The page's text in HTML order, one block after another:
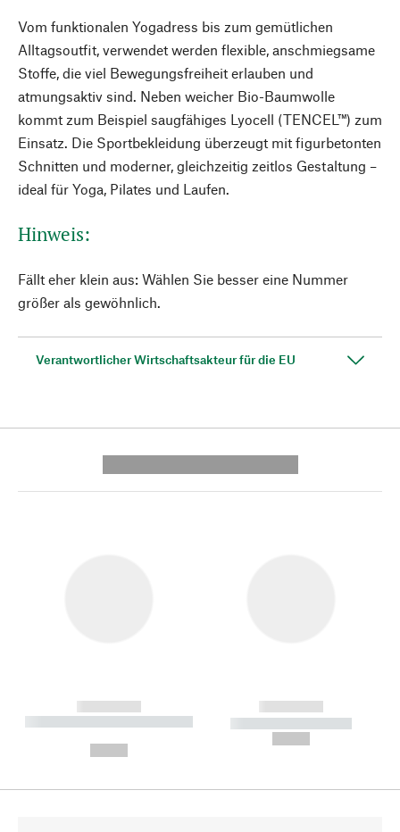
Vom funktionalen Yogadress bis zum gemütlichen
Alltagsoutfit, verwendet werden flexible, anschmiegsame
Stoffe, die viel Bewegungsfreiheit erlauben und
atmungsaktiv sind. Neben weicher Bio-Baumwolle
kommt zum Beispiel saugfähiges Lyocell (TENCEL™) zum
Einsatz. Die Sportbekleidung überzeugt mit figurbetonten
Schnitten und moderner, gleichzeitig zeitlos Gestaltung –
ideal für Yoga, Pilates und Laufen.
Hinweis:
Fällt eher klein aus: Wählen Sie besser eine Nummer
größer als gewöhnlich.
Verantwortlicher Wirtschaftsakteur für die EU
------------
----------- ----------- --------
------------
----------- -----------